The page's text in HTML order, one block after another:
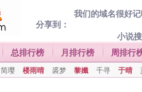
我们的域名很好
分享到：
小说
总排行榜 月排行榜 周排行
简璎 楼雨晴 裘梦 黎孅 千寻 于晴